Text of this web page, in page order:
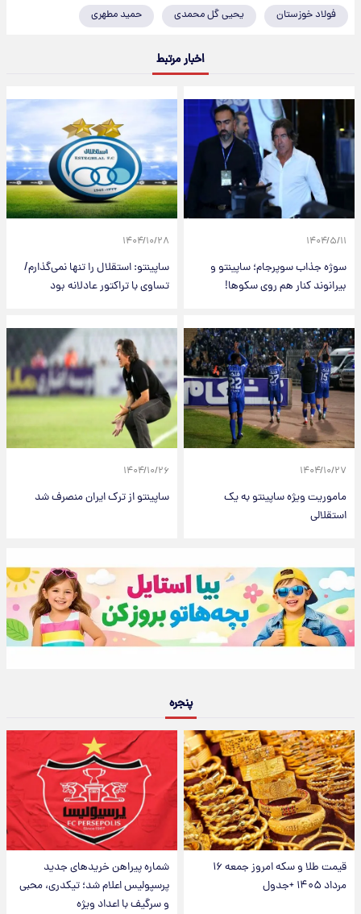
فولاد خوزستان یحیی گل محمدی حمید مطهری
اخبار مرتبط
۱۴۰۴/۵/۱۱
سوژه جذاب سوپرجام؛ ساپینتو و
بیرانوند کنار هم روی سکوها!
۱۴۰۴/۱۰/۲۸
ساپینتو: استقلال را تنها نمی‌گذارم/
تساوی با تراکتور عادلانه بود
۱۴۰۴/۱۰/۲۷
ماموریت ویژه ساپینتو به یک
استقلالی
۱۴۰۴/۱۰/۲۶
ساپینتو از ترک ایران منصرف شد
پنجره
قیمت طلا و سکه امروز جمعه ۱۶
مرداد ۱۴۰۵ +جدول
شماره پیراهن خریدهای جدید
پرسپولیس اعلام شد؛ تیکدری، محبی
و سرگیف با اعداد ویژه